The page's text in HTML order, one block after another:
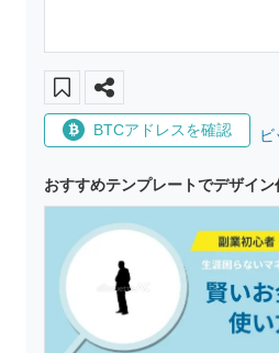
BTCアドレスを確認
おすすめテンプレートでデザイン